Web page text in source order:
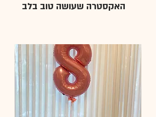
האקסטרה שעושה טוב בלב